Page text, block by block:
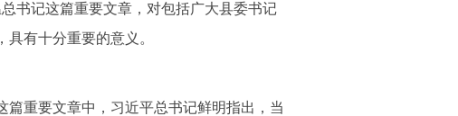
书记这篇重要文章，对包括广大县委书记
有十分重要的意义。
重要文章中，习近平总书记鲜明指出，当